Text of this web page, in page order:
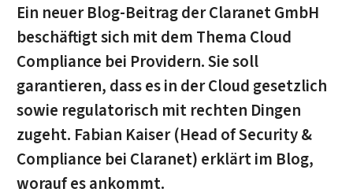
Ein neuer Blog-Beitrag der Claranet GmbH
beschäftigt sich mit dem Thema Cloud
Compliance bei Providern. Sie soll
garantieren, dass es in der Cloud gesetzlich
sowie regulatorisch mit rechten Dingen
zugeht. Fabian Kaiser (Head of Security &
Compliance bei Claranet) erklärt im Blog,
worauf es ankommt.